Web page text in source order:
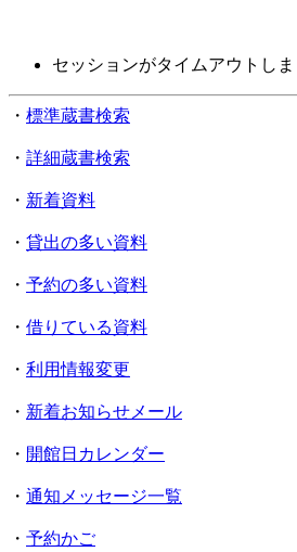
セッションがタイムアウトしま
・ 標準蔵書検索
・ 詳細蔵書検索
・ 新着資料
・ 貸出の多い資料
・ 予約の多い資料
・ 借りている資料
・ 利用情報変更
・ 新着お知らせメール
・ 開館日カレンダー
・ 通知メッセージ一覧
・ 予約かご